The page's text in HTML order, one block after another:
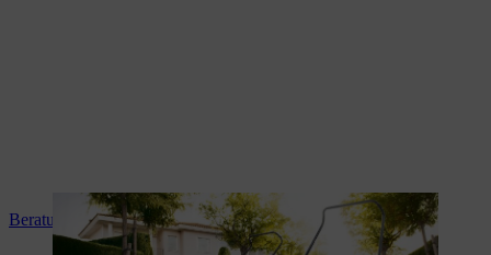
Beratung und Produkteinweisung